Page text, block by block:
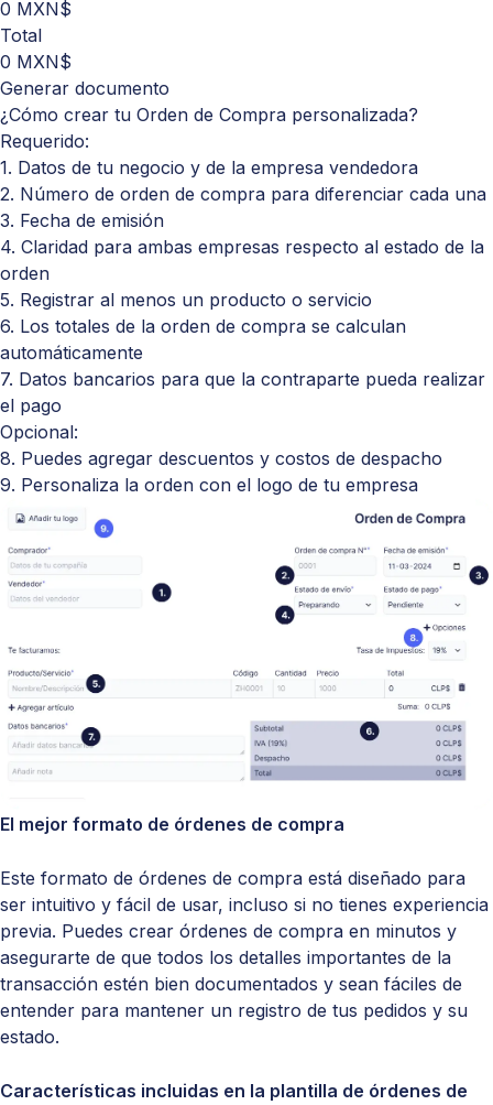
0 MXN$
Total
0 MXN$
Generar documento
¿Cómo crear tu Orden de Compra personalizada?
Requerido:
1. Datos de tu negocio y de la empresa vendedora
2. Número de orden de compra para diferenciar cada una
3. Fecha de emisión
4. Claridad para ambas empresas respecto al estado de la
orden
5. Registrar al menos un producto o servicio
6. Los totales de la orden de compra se calculan
automáticamente
7. Datos bancarios para que la contraparte pueda realizar
el pago
Opcional:
8. Puedes agregar descuentos y costos de despacho
9. Personaliza la orden con el logo de tu empresa
El mejor formato de órdenes de compra
Este formato de órdenes de compra está diseñado para
ser intuitivo y fácil de usar, incluso si no tienes experiencia
previa. Puedes crear órdenes de compra en minutos y
asegurarte de que todos los detalles importantes de la
transacción estén bien documentados y sean fáciles de
entender para mantener un registro de tus pedidos y su
estado.
Características incluidas en la plantilla de órdenes de